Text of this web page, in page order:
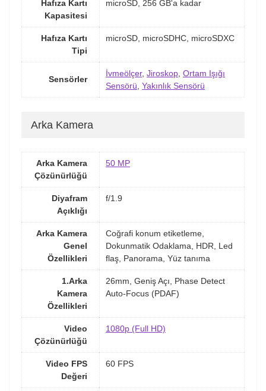
Hafıza Kartı
Kapasitesi
microSD, 256 GB'a kadar
Hafıza Kartı
Tipi
microSD, microSDHC, microSDXC
Sensörler
İvmeölçer, Jiroskop, Ortam Işığı
Sensörü, Yakınlık Sensörü
Arka Kamera
Arka Kamera
Çözünürlüğü
50 MP
Diyafram
Açıklığı
f/1.9
Arka Kamera
Genel
Özellikleri
Coğrafi konum etiketleme,
Dokunmatik Odaklama, HDR, Led
flaş, Panorama, Yüz tanıma
1.Arka
Kamera
Özellikleri
26mm, Geniş Açı, Phase Detect
Auto-Focus (PDAF)
Video
Çözünürlüğü
1080p (Full HD)
Video FPS
Değeri
60 FPS